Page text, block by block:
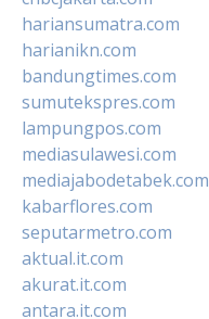
hariansumatra.com
harianikn.com
bandungtimes.com
sumutekspres.com
lampungpos.com
mediasulawesi.com
mediajabodetabek.com
kabarflores.com
seputarmetro.com
aktual.it.com
akurat.it.com
antara.it.com